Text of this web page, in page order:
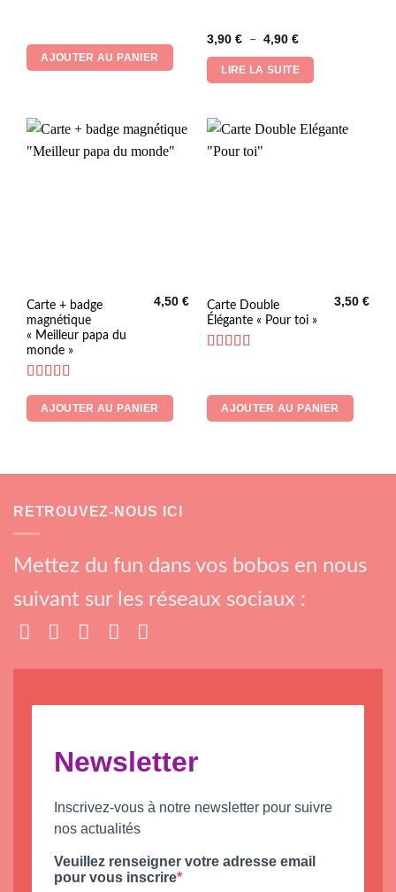
AJOUTER AU PANIER
3,90 € – 4,90 €Plage
prix :
3,90 €
à
LIRE LA SUITE
Carte + badge
magnétique
« Meilleur papa du
monde »
Note5sur 5
4,50€
AJOUTER AU PANIER
Carte Double
Élégante « Pour toi »
3,50€
AJOUTER AU PANIER
RETROUVEZ-NOUS ICI
Mettez du fun dans vos bobos en nous
suivant sur les réseaux sociaux :